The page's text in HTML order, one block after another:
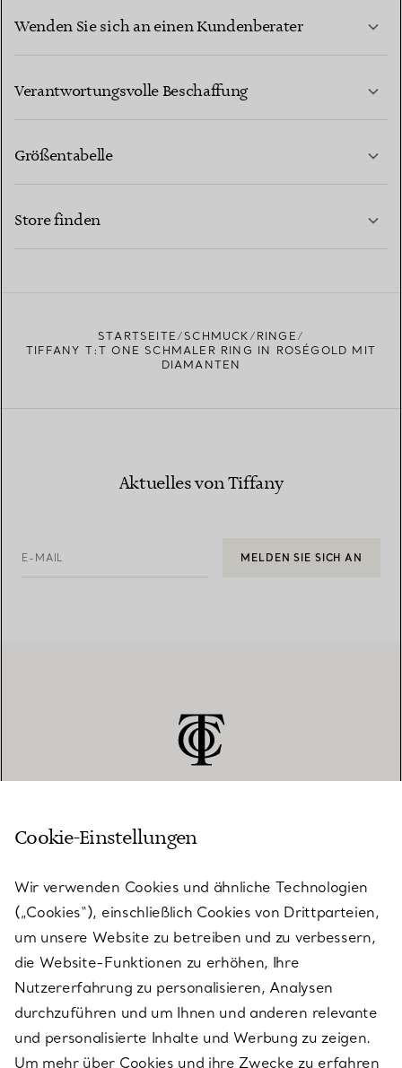
Wenden Sie sich an einen Kundenberater
Verantwortungsvolle Beschaffung
Größentabelle
Store finden
STARTSEITE SCHMUCK
RINGE
TIFFANY T:T ONE SCHMALER RING IN ROSÉGOLD MIT
DIAMANTEN
Aktuelles von Tiffany
E-MAIL MELDEN SIE SICH AN
KUNDENSERVICE
SERVICES
ÜBER TIFFANY & CO.
RECHTLICHE HINWEISE
Cookie-Einstellungen
Wir verwenden Cookies und ähnliche Technologien
(„Cookies“), einschließlich Cookies von Drittparteien,
um unsere Website zu betreiben und zu verbessern,
die Website-Funktionen zu erhöhen, Ihre
Nutzererfahrung zu personalisieren, Analysen
durchzuführen und um Ihnen und anderen relevante
und personalisierte Inhalte und Werbung zu zeigen.
Um mehr über Cookies und ihre Zwecke zu erfahren